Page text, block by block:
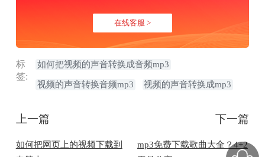
在线客服 >
标
签:
如何把视频的声音转换成音频mp3
视频的声音转换音频mp3 视频的声音转换成mp3
上一篇
如何把网页上的视频下载到
下一篇
mp3免费下载歌曲大全？4+2